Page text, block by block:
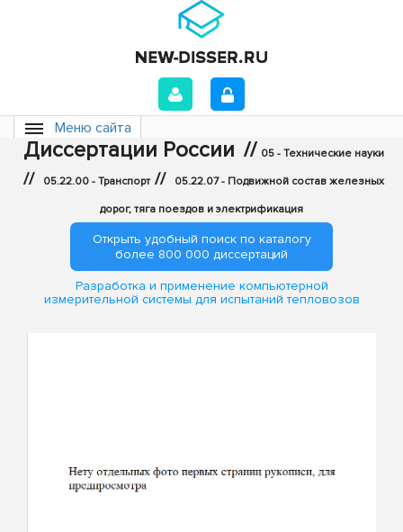
Меню сайта
Диссертации России // 05 - Технические науки
// 05.22.00 - Транспорт // 05.22.07 - Подвижной состав железных
дорог, тяга поездов и электрификация
Открыть удобный поиск по каталогу
более 800 000 диссертаций
Разработка и применение компьютерной
измерительной системы для испытаний тепловозов